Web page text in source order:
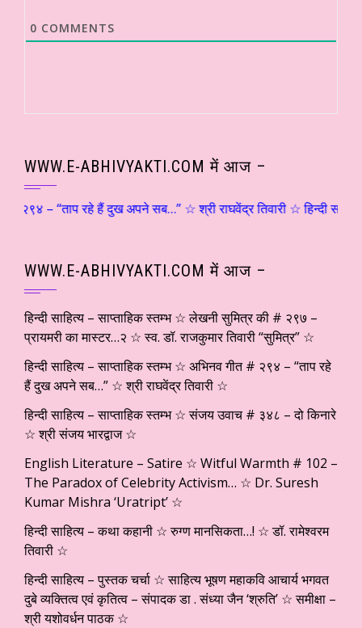
0 COMMENTS
WWW.E-ABHIVYAKTI.COM में आज –
२९४ – “ताप रहे हैं दुख अपने सब…” ☆ श्री राघवेंद्र तिवारी ☆
WWW.E-ABHIVYAKTI.COM में आज –
हिन्दी साहित्य – साप्ताहिक स्तम्भ ☆ लेखनी सुमित्र की # २९७ –
प्रायमरी का मास्टर…२ ☆ स्व. डॉ. राजकुमार तिवारी “सुमित्र” ☆
हिन्दी साहित्य – साप्ताहिक स्तम्भ ☆ अभिनव गीत # २९४ – “ताप रहे
हैं दुख अपने सब…” ☆ श्री राघवेंद्र तिवारी ☆
हिन्दी साहित्य – साप्ताहिक स्तम्भ ☆ संजय उवाच # ३४८ – दो किनारे
☆ श्री संजय भारद्वाज ☆
English Literature – Satire ☆ Witful Warmth # 102 –
The Paradox of Celebrity Activism… ☆ Dr. Suresh
Kumar Mishra ‘Uratript’ ☆
हिन्दी साहित्य – कथा कहानी ☆ रुग्ण मानसिकता…! ☆ डॉ. रामेश्वरम
तिवारी ☆
हिन्दी साहित्य – पुस्तक चर्चा ☆ साहित्य भूषण महाकवि आचार्य भगवत
दुबे व्यक्तित्व एवं कृतित्व – संपादक डा . संध्या जैन ‘श्रुति’ ☆ समीक्षा –
श्री यशोवर्धन पाठक ☆